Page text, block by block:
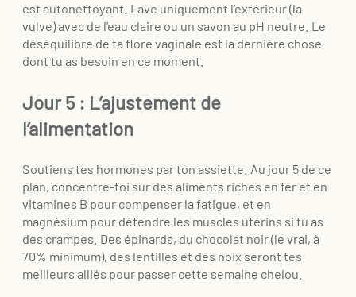
est autonettoyant. Lave uniquement l’extérieur (la
vulve) avec de l’eau claire ou un savon au pH neutre. Le
déséquilibre de ta flore vaginale est la dernière chose
dont tu as besoin en ce moment.
Jour 5 : L’ajustement de
l’alimentation
Soutiens tes hormones par ton assiette. Au jour 5 de ce
plan, concentre-toi sur des aliments riches en fer et en
vitamines B pour compenser la fatigue, et en
magnésium pour détendre les muscles utérins si tu as
des crampes. Des épinards, du chocolat noir (le vrai, à
70% minimum), des lentilles et des noix seront tes
meilleurs alliés pour passer cette semaine chelou.